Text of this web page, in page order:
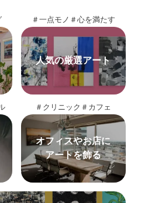
＃一点モノ ＃心を満たす
人気の厳選アート
＃クリニック ＃カフェ
オフィスやお店に
アートを飾る